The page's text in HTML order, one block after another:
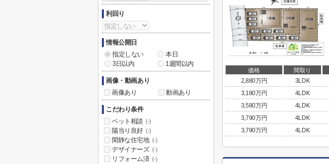
価格 間取り
2,880万円 3LDK
3,180万円 4LDK
3,580万円 4LDK
3,790万円 4LDK
3,790万円 4LDK
利回り
情報公開日
指定しない
本日
3日以内
1週間以内
画像・動画あり
画像あり
動画あり
こだわり条件
ペット相談 (-)
陽当り良好 (-)
閑静な住宅地 (-)
デザイナーズ (-)
リフォーム済 (-)